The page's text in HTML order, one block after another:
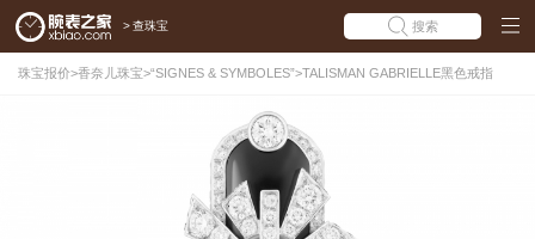
> 查珠宝 搜索
珠宝报价>香奈儿珠宝>“SIGNES & SYMBOLES”>TALISMAN GABRIELLE黑色戒指